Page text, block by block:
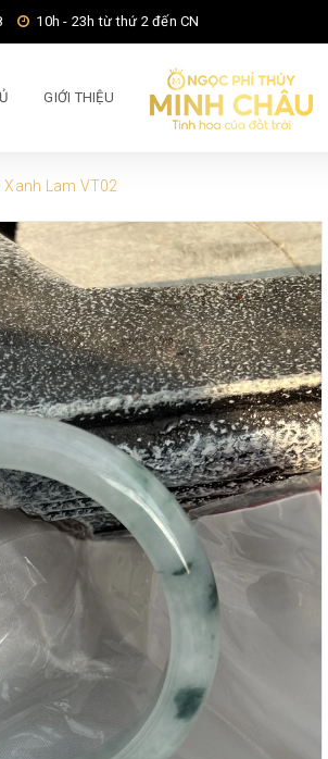
10h - 23h từ thứ 2 đến CN
GIỚI THIỆU
Lam VT02